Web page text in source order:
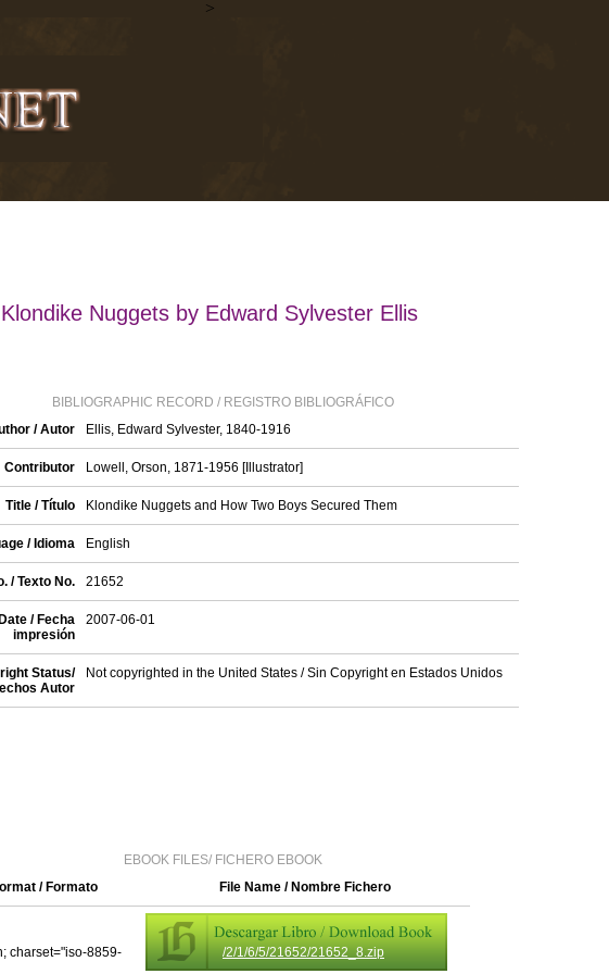
>
Klondike Nuggets by Edward Sylvester Ellis
BIBLIOGRAPHIC RECORD / REGISTRO BIBLIOGRÁFICO
/ Autor
Ellis, Edward Sylvester, 1840-1916
Contributor Lowell, Orson, 1871-1956 [Illustrator]
Title / Título Klondike Nuggets and How Two Boys Secured Them
/ Idioma English
/ Texto No. 21652
/ Fecha
impresión
2007-06-01
Status/
Autor
Not copyrighted in the United States / Sin Copyright en Estados Unidos
EBOOK FILES/ FICHERO EBOOK
/ Formato
File Name / Nombre Fichero
charset="iso-8859-
/2/1/6/5/21652/21652_8.zip